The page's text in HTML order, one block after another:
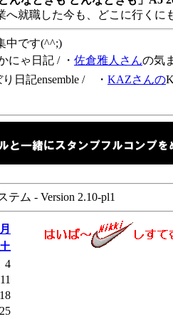
へ就職した今も、どこに行く
中です(^^;)
にゃ日記 / ・ 佐倉雅人さんの気
り日記ensemble / ・ KAZさんの
テム - Version 2.10-pl1
土
4
11
18
25